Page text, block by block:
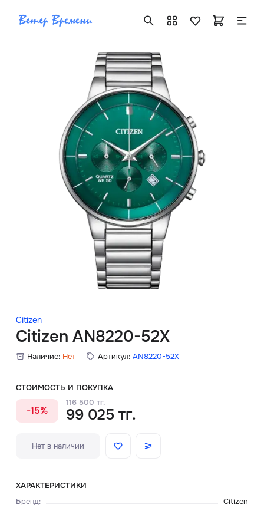
Citizen
Citizen AN8220-52X
Наличие: Нет Артикул: AN8220-52X
СТОИМОСТЬ И ПОКУПКА
-15%
116 500 тг.
99 025 тг.
Нет в наличии
ХАРАКТЕРИСТИКИ
Бренд:
Citizen
+7 ( 705 ) 181-42-50
info@vetervremeni.kz
Авторизация
Каталог
Мужские часы
Женские часы
Скидки
Главная
О нас
Доставка и оплата